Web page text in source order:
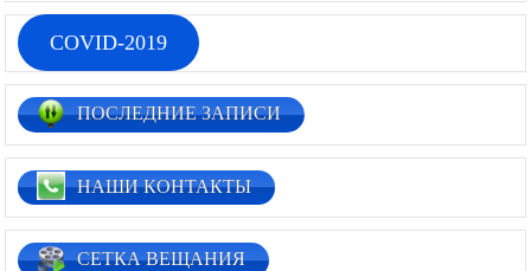
COVID-2019
ПОСЛЕДНИЕ ЗАПИСИ
НАШИ КОНТАКТЫ
СЕТКА ВЕЩАНИЯ